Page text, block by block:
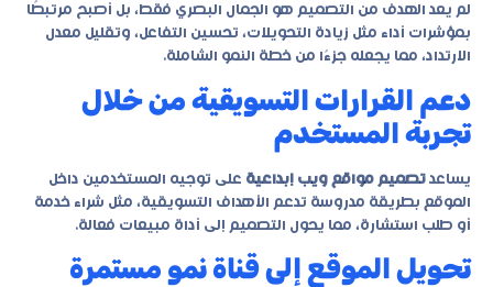
لم يعد الهدف من التصميم هو الجمال البصري فقط، بل أصبح مرتبطًا
بمؤشرات أداء مثل زيادة التحويلات، تحسين التفاعل، وتقليل معدل
الارتداد، مما يجعله جزءًا من خطة النمو الشاملة.
دعم القرارات التسويقية من خلال
تجربة المستخدم
يساعد تصميم مواقع ويب إبداعية على توجيه المستخدمين داخل
الموقع بطريقة مدروسة تدعم الأهداف التسويقية، مثل شراء خدمة
أو طلب استشارة، مما يحول التصميم إلى أداة مبيعات فعالة.
تحويل الموقع إلى قناة نمو مستمرة